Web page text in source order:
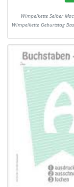
Wimpelkette Selber
Wimpelkette Geburtstag